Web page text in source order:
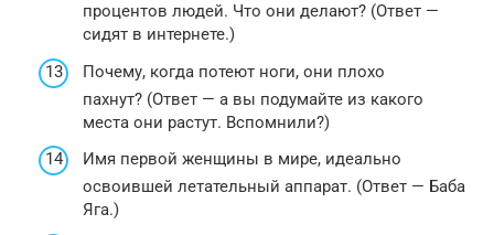
процентов людей. Что они делают? (Ответ —
сидят в интернете.)
Почему, когда потеют ноги, они плохо
пахнут? (Ответ — а вы подумайте из какого
места они растут. Вспомнили?)
Имя первой женщины в мире, идеально
освоившей летательный аппарат. (Ответ — Баба
Яга.)